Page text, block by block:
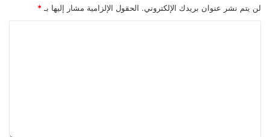
لن يتم نشر عنوان بريدك الإلكتروني. الحقول الإلزامية مشار إليها بـ *